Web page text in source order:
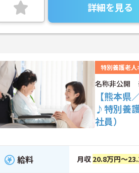
詳細を見る
特別養護老人
名称非公開
【熊本
♪特別養
社員）
給料 月収 20.8万円～